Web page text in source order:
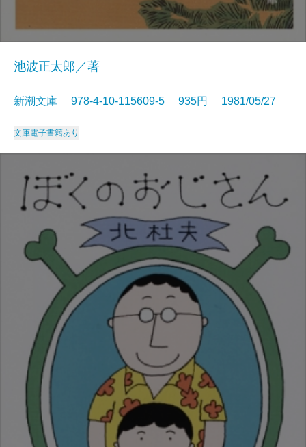
池波正太郎／著
新潮文庫 978-4-10-115609-5 935円 1981/05/27
文庫電子書籍あり